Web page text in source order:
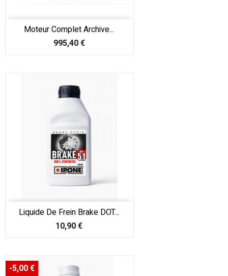
Moteur Complet Archive...
Prix
995,40 €
Liquide De Frein Brake DOT...
Prix
10,90 €
-5,00 €